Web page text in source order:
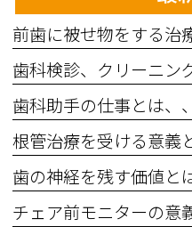
前歯に被せ物をする治
歯科助手の仕事とは、
根管治療を受ける意義
歯の神経を残す価値と
チェア前モニターの意